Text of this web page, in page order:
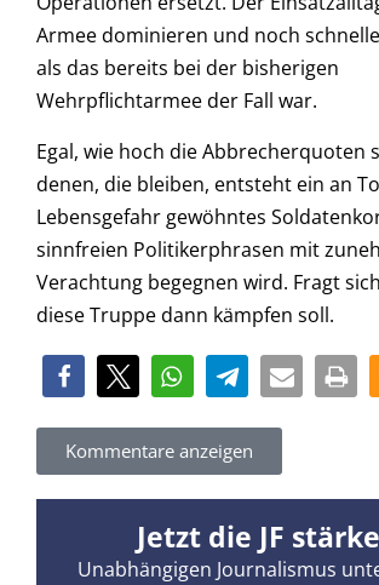
Armee dominieren und noch
als das bereits bei der bisherigen
Wehrpflichtarmee der Fall war.
Egal, wie hoch die Abbrecherquoten
denen, die bleiben, entsteht ein an
Lebensgefahr gewöhntes
sinnfreien Politikerphrasen mit
Verachtung begegnen wird. Fragt
diese Truppe dann kämpfen soll.
Kommentare anzeigen
Jetzt die JF
Unabhängigen Journalismus